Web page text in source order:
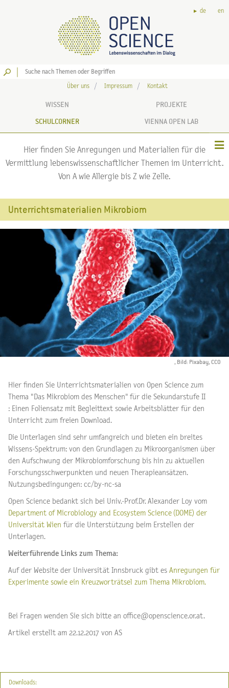
de en
Über uns Impressum Kontakt
WISSEN PROJEKTE
SCHULCORNER VIENNA OPEN LAB
Hier finden Sie Anregungen und Materialien für die
Vermittlung lebenswissenschaftlicher Themen im Unterricht.
Von A wie Allergie bis Z wie Zelle.
Unterrichtsmaterialien Mikrobiom
, Bild: Pixabay, CCO
Hier finden Sie Unterrichtsmaterialien von Open Science zum
Thema "Das Mikrobiom des Menschen" für die Sekundarstufe II
: Einen Foliensatz mit Begleittext sowie Arbeitsblätter für den
Unterricht zum freien Download.
Die Unterlagen sind sehr umfangreich und bieten ein breites
Wissens-Spektrum: von den Grundlagen zu Mikroorganismen über
den Aufschwung der Mikrobiomforschung bis hin zu aktuellen
Forschungsschwerpunkten und neuen Therapieansätzen.
Nutzungsbedingungen: cc/by-nc-sa
Open Science bedankt sich bei Univ.-Prof.Dr. Alexander Loy vom
Department of Microbiology and Ecosystem Science (DOME) der
Universität Wien für die Unterstützung beim Erstellen der
Unterlagen.
Weiterführende Links zum Thema:
Auf der Website der Universität Innsbruck gibt es Anregungen für
Experimente sowie ein Kreuzworträtsel zum Thema Mikrobiom.
Bei Fragen wenden Sie sich bitte an office@openscience.or.at.
Artikel erstellt am 22.12.2017 von AS
Downloads: